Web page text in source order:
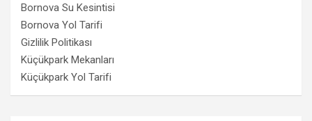
Bornova Su Kesintisi
Bornova Yol Tarifi
Gizlilik Politikası
Küçükpark Mekanları
Küçükpark Yol Tarifi